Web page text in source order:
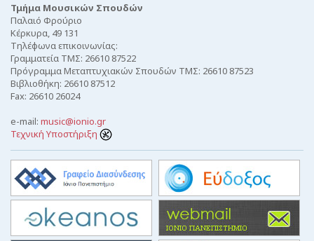
Τμήμα Μουσικών Σπουδών
Παλαιό Φρούριο
Κέρκυρα, 49 131
Τηλέφωνα επικοινωνίας:
Γραμματεία ΤΜΣ: 26610 87522
Πρόγραμμα Μεταπτυχιακών Σπουδών ΤΜΣ: 26610 87523
Βιβλιοθήκη: 26610 87512
Fax: 26610 26024
e-mail: music@ionio.gr
Τεχνική Υποστήριξη